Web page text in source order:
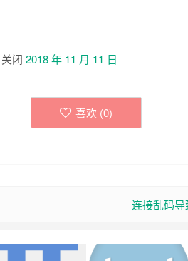
关闭 2018 年 11 月 11 日
喜欢 (0)
连接乱码